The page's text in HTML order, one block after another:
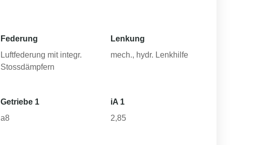
Federung
Luftfederung mit integr.
Stossdämpfern
Lenkung
mech., hydr. Lenkhilfe
Getriebe 1
a8
iA 1
2,85